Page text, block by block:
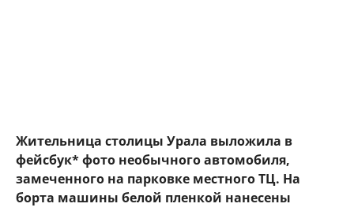
Жительница столицы Урала выложила в
фейсбук* фото необычного автомобиля,
замеченного на парковке местного ТЦ. На
борта машины белой пленкой нанесены